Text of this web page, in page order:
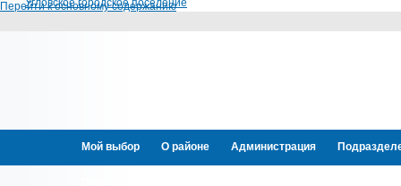
Перейти к основному содержанию
Угловское городское поселение
Мой выбор О районе Администрация